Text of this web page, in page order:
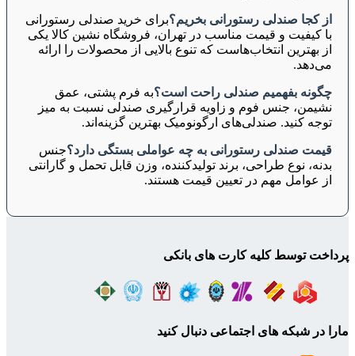
از کجا صندلی رستورانی بخریم؟برای خرید صندلی رستورانی
با کیفیت و قیمت مناسب در تهران، فروشگاه نشین کالا یکی
از بهترین انتخاب‌هاست که تنوع بالایی از محصولات را ارائه
می‌دهد.
چگونه بفهمیم صندلی راحت است؟به فرم پشتی، عمق
نشیمن، جنس فوم و زاویه قرارگیری صندلی نسبت به میز
توجه کنید. صندلی‌های ارگونومیک بهترین گزینه‌اند.
قیمت صندلی رستورانی به چه عواملی بستگی دارد؟جنس
بدنه، نوع طراحی، برند تولیدکننده، وزن قابل تحمل و گارانتی
از عوامل مهم در تعیین قیمت هستند.
پرداخت توسط کلیه کارت های بانکی
مارا در شبکه های اجتماعی دنبال کنید